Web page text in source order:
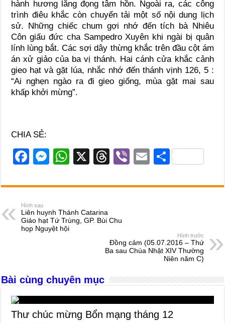
hành hương lắng đọng tâm hồn. Ngoài ra, các công
trình điêu khắc còn chuyển tải một số nội dung lịch
sử. Những chiếc chum gợi nhớ đến tích bà Nhiêu
Côn giấu đức cha Sampedro Xuyên khi ngài bị quân
lính lùng bắt. Các sợi dây thừng khắc trên đầu cột ám
án xử giảo của ba vị thánh. Hai cánh cửa khắc cảnh
gieo hạt và gặt lúa, nhắc nhớ đến thánh vịnh 126, 5 :
“Ai nghẹn ngào ra đi gieo giống, mùa gặt mai sau
khấp khởi mừng”.
CHIA SẺ:
F
c
e
b
o
M
ss
n
g
W
at
A
X
T
e
d
s
Vi
er
E
ail
S
ar
Hình sau
Liên huynh Thánh Catarina
Giáo hạt Tứ Trùng, GP. Bùi Chu
họp Nguyệt hội
Hình trước
Đồng cảm (05.07.2016 – Thứ
Ba sau Chúa Nhật XIV Thường
Niên năm C)
Bài cùng chuyên mục
Thư chúc mừng Bổn mạng tháng 12